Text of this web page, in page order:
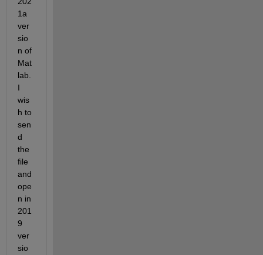
1a
ver
sio
n of
Mat
lab.
I
wis
h to
sen
d
the
file
and
ope
n in
201
9
ver
sio